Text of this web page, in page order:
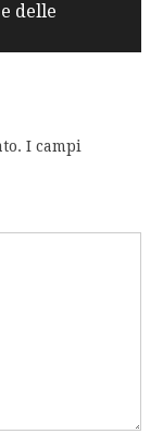
delle
I campi